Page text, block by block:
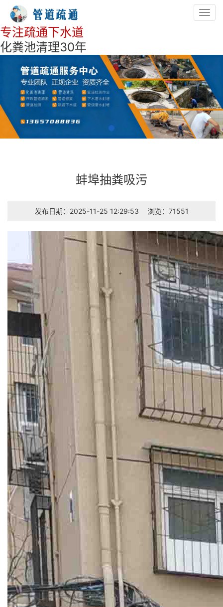
专注疏通下水道
化粪池清理30年
蚌埠抽粪吸污
发布日期：2025-11-25 12:29:53 浏览：71551